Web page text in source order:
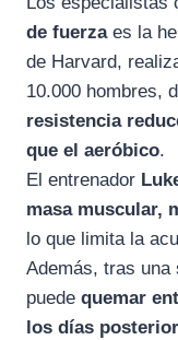
de fuerzaes la
de Harvard,
10.000 hombres,
resistencia
que el aeróbico.
El entrenador
masa muscular,
lo que limita la
Además, tras una
puede quemar
los días